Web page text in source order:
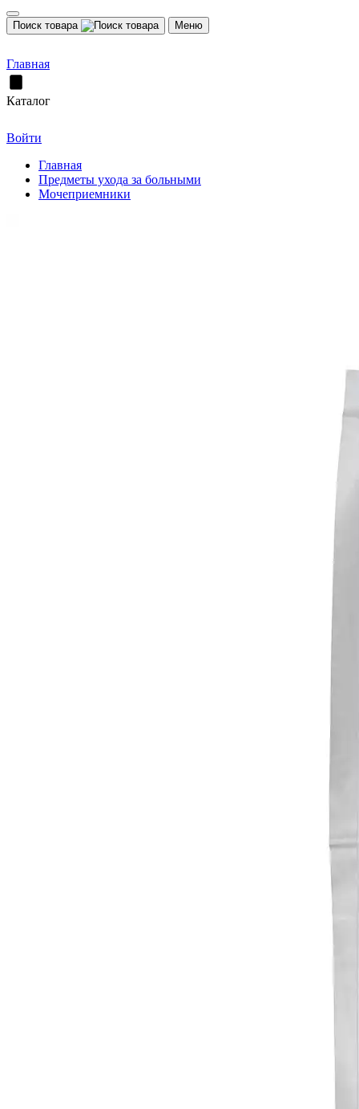
Поиск товара Меню
Главная
Каталог
Войти
Главная
Предметы ухода за больными
Мочеприемники